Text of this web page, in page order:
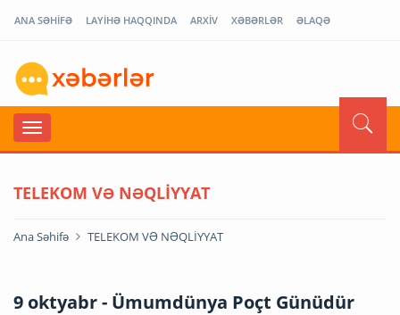
ANA SƏHİFƏ LAYİHƏ HAQQINDA ARXİV XƏBƏRLƏR ƏLAQƏ
TELEKOM VƏ NƏQLİYYAT
Ana Səhifə TELEKOM VƏ NƏQLİYYAT
9 oktyabr - Ümumdünya Poçt Günüdür